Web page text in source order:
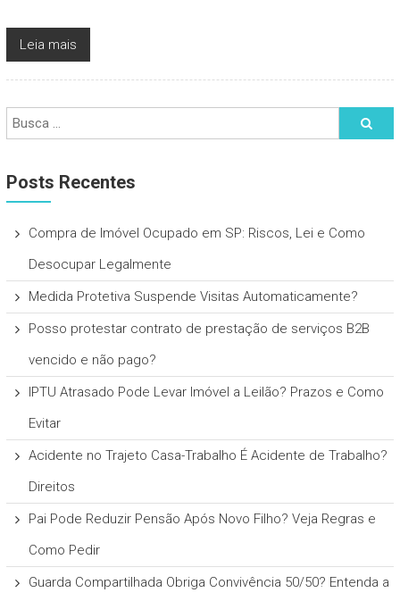
Leia mais
Posts Recentes
Compra de Imóvel Ocupado em SP: Riscos, Lei e Como
Desocupar Legalmente
Medida Protetiva Suspende Visitas Automaticamente?
Posso protestar contrato de prestação de serviços B2B
vencido e não pago?
IPTU Atrasado Pode Levar Imóvel a Leilão? Prazos e Como
Evitar
Acidente no Trajeto Casa-Trabalho É Acidente de Trabalho?
Direitos
Pai Pode Reduzir Pensão Após Novo Filho? Veja Regras e
Como Pedir
Guarda Compartilhada Obriga Convivência 50/50? Entenda a